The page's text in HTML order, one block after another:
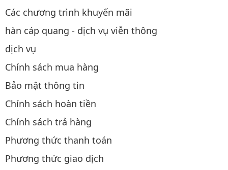
Các chương trình khuyến mãi
hàn cáp quang - dịch vụ viễn thông
dịch vụ
Chính sách mua hàng
Bảo mật thông tin
Chính sách hoàn tiền
Chính sách trả hàng
Phương thức thanh toán
Phương thức giao dịch